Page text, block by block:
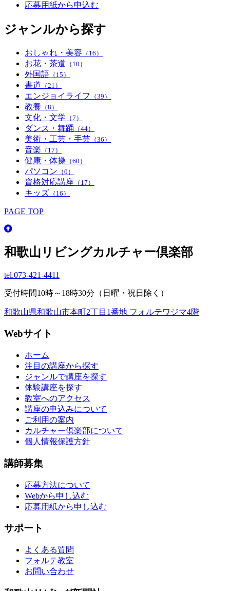
応募用紙から申込む
ジャンルから探す
おしゃれ・美容 （16）
お花・茶道 （10）
外国語 （15）
書道 （21）
エンジョイライフ （39）
教養 （8）
文化・文学 （7）
ダンス・舞踊 （44）
美術・工芸・手芸 （36）
音楽 （17）
健康・体操 （60）
パソコン （0）
資格対応講座 （17）
キッズ （16）
PAGE TOP
和歌山リビングカルチャー倶楽部
tel.073-421-4411
受付時間10時～18時30分（日曜・祝日除く）
和歌山県和歌山市本町2丁目1番地 フォルテワジマ4階
Webサイト
ホーム
注目の講座から探す
ジャンルで講座を探す
体験講座を探す
教室へのアクセス
講座の申込みについて
ご利用の案内
カルチャー倶楽部について
個人情報保護方針
講師募集
応募方法について
Webから申し込む
応募用紙から申し込む
サポート
よくある質問
フォルテ教室
お問い合わせ